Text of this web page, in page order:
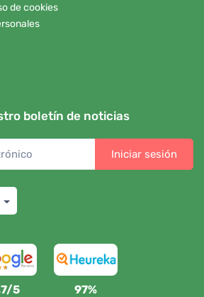
de cookies
boletín de noticias
Iniciar sesión
5 97%